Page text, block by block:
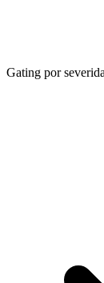
Gating por